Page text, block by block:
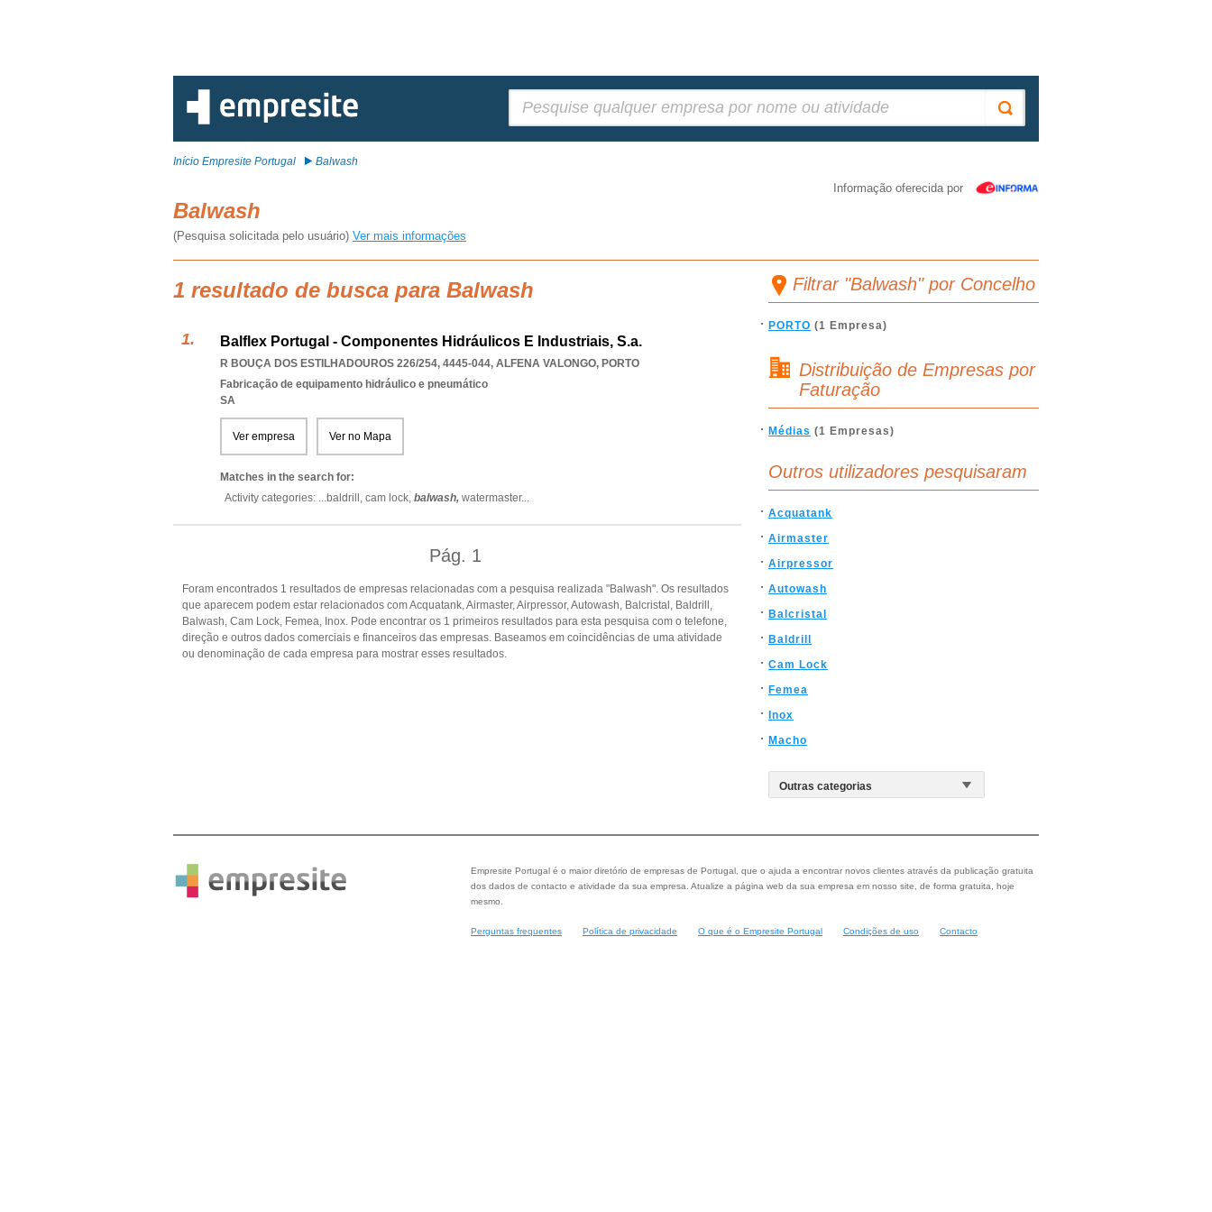
Início Empresite Portugal Balwash
Informação oferecida por
Balwash
(Pesquisa solicitada pelo usuário) Ver mais informações
1 resultado de busca para Balwash
Balflex Portugal - Componentes Hidráulicos E Industriais, S.a.
R BOUÇA DOS ESTILHADOUROS 226/254, 4445-044, ALFENA VALONGO, PORTO
Fabricação de equipamento hidráulico e pneumático
SA
Ver empresa Ver no Mapa
Matches in the search for:
Activity categories: ...baldrill, cam lock, balwash, watermaster...
Pág. 1
Foram encontrados 1 resultados de empresas relacionadas com a pesquisa realizada "Balwash". Os resultados
que aparecem podem estar relacionados com Acquatank, Airmaster, Airpressor, Autowash, Balcristal, Baldrill,
Balwash, Cam Lock, Femea, Inox. Pode encontrar os 1 primeiros resultados para esta pesquisa com o telefone,
direção e outros dados comerciais e financeiros das empresas. Baseamos em coincidências de uma atividade
ou denominação de cada empresa para mostrar esses resultados.
Filtrar "Balwash" por Concelho
PORTO (1 Empresa)
Distribuição de Empresas por
Faturação
Médias (1 Empresas)
Outros utilizadores pesquisaram
Acquatank
Airmaster
Airpressor
Autowash
Balcristal
Baldrill
Cam Lock
Femea
Inox
Macho
Empresite Portugal é o maior diretório de empresas de Portugal, que o ajuda a encontrar novos clientes através da publicação gratuita
dos dados de contacto e atividade da sua empresa. Atualize a página web da sua empresa em nosso site, de forma gratuita, hoje
mesmo.
Perguntas frequentes Política de privacidade O que é o Empresite Portugal Condições de uso Contacto